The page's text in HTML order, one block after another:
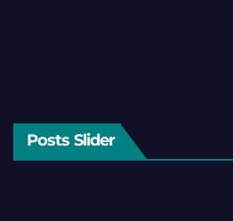
Posts Slider